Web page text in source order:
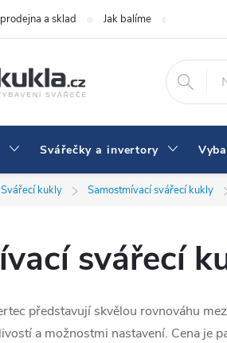
a sklad Jak balíme Doprava
Svářečky a invertory
Svářecí kukly Samostmívací svářecí kukly
svářecí
představují skvělou rovnováhu
a možnostmi nastavení. Cena je